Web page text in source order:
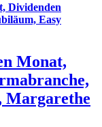
Dividenden
Easy
Monat,
Margarethe